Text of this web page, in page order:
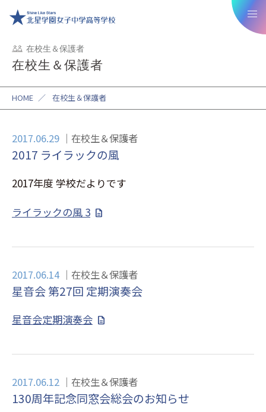
在校生＆保護者
在校生＆保護者
HOME ／ 在校生＆保護者
2017.06.29 在校生＆保護者
2017 ライラックの風
2017年度 学校だよりです
ライラックの風 3
2017.06.14 在校生＆保護者
星音会 第27回 定期演奏会
星音会定期演奏会
2017.06.12 在校生＆保護者
130周年記念同窓会総会のお知らせ